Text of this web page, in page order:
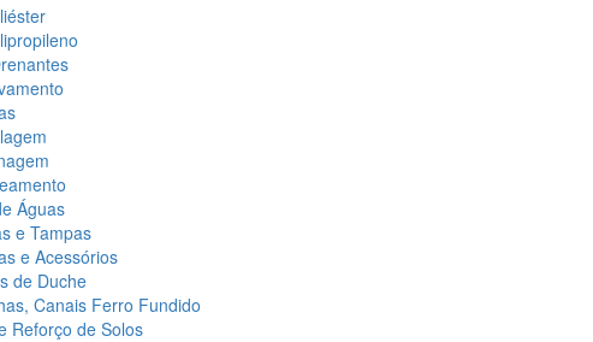
Águas
e Tampas
e Acessórios
de Duche
Canais Ferro Fundido
Reforço de Solos